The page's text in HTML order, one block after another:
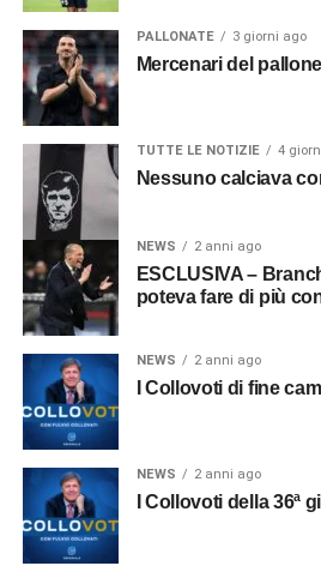
PALLONATE 3 giorni ago
Mercenari del pallone
TUTTE LE NOTIZIE 4
Nessuno calciava
NEWS 2 anni ago
ESCLUSIVA –
poteva fare di più
NEWS 2 anni ago
I Collovoti di fine
NEWS 2 anni ago
I Collovoti della 36ª